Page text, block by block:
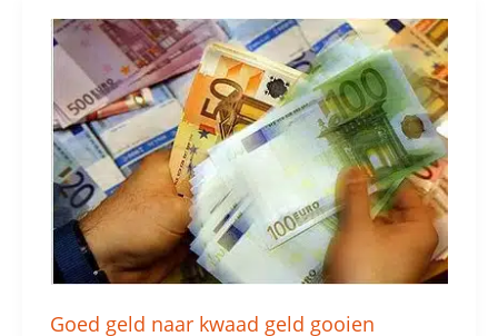
Goed geld naar kwaad geld gooien
Goed
geld
naar
kwaad
geld
gooien